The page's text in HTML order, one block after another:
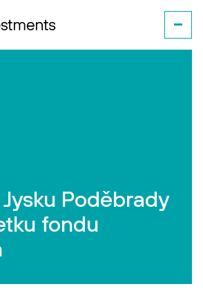
Poděbrady
fondu